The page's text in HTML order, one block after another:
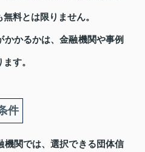
料とは限りません。
かるかは、金融機関や事例
す。
件
機関では、選択できる団体信